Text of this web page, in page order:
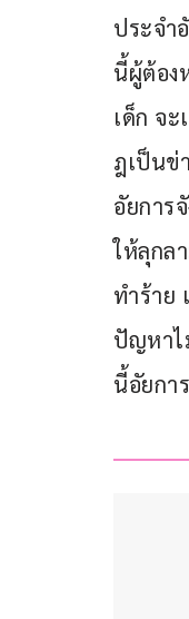
ประจำ
นี้ผู้ต้อง
เด็ก จ
ฎเป็นข่
อัยการ
ให้ลุกล
ทำร้าย
ปัญหาไ
นี้อัยกา